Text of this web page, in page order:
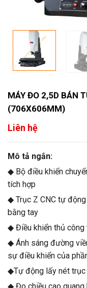
MÁY ĐO 2,5D BÁN
(706X606MM)
Liên hệ
Mô tả ngắn:
◆ Bộ điều khiển
tích hợp
◆ Trục Z CNC tự
bằng tay
◆ Điều khiển thủ công
◆ Ánh sáng đường
sự điều khiển của
◆Tự động lấy nét trục